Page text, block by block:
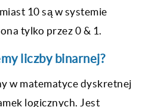
10 są w systemie
tylko przez 0 & 1.
liczby binarnej?
w matematyce dyskretnej
logicznych. Jest